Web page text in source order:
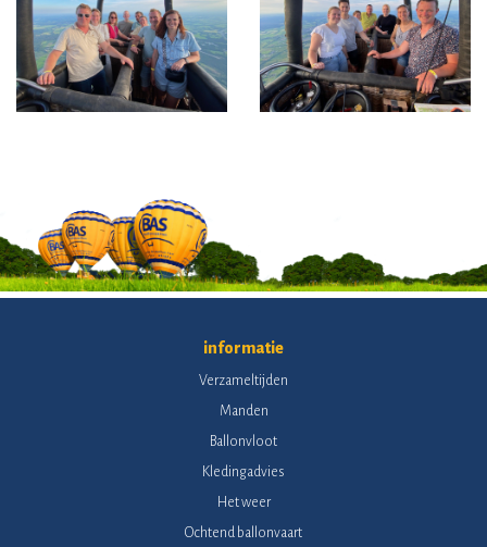
informatie
Verzameltijden
Manden
Ballonvloot
Kledingadvies
Het weer
Ochtend ballonvaart